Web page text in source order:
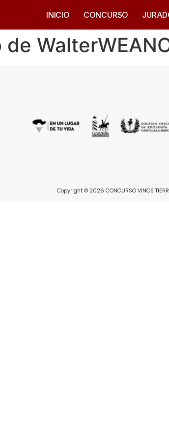
INICIO CONCURSO
de
Copyright © 2026 CONCURSO VINOS